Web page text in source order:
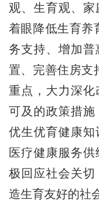
观、生育观、
着眼降低生育养
务支持、增加
置、完善住房支
重点，大力深化
可及的政策措施
优生优育健康
医疗健康服务
极回应社会关切
造生育友好的社